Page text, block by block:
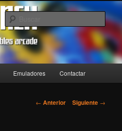
Emuladores Contactar
Navegación
← Anterior Siguiente →